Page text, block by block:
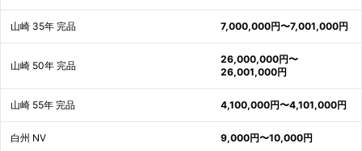
山崎 35年 完品 7,000,000円〜7,001,000円
山崎 50年 完品
26,000,000円〜
26,001,000円
山崎 55年 完品 4,100,000円〜4,101,000円
白州 NV 9,000円〜10,000円